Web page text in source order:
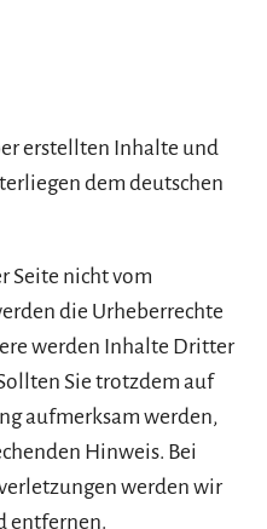
erstellten Inhalte und
dem deutschen
Seite nicht vom
die Urheberrechte
werden Inhalte Dritter
Sie trotzdem auf
aufmerksam werden,
Hinweis. Bei
werden wir
entfernen.